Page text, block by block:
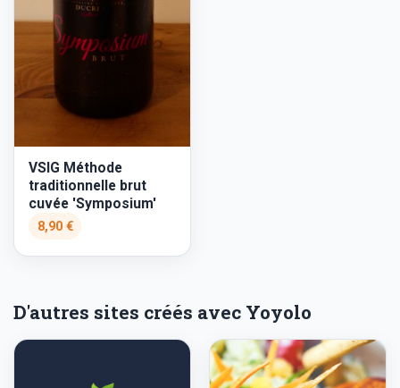
VSIG Méthode
traditionnelle brut
cuvée 'Symposium'
8,90 €
D'autres sites créés avec Yoyolo